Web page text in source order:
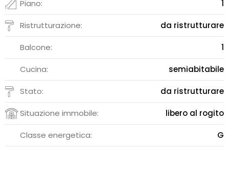
Piano: 1
Ristrutturazione: da ristrutturare
Balcone: 1
Cucina: semiabitabile
Stato: da ristrutturare
Situazione immobile: libero al rogito
Classe energetica: G